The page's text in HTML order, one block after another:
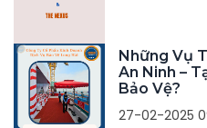
Những Vụ
An Ninh –
Bảo Vệ?
27-02-2025